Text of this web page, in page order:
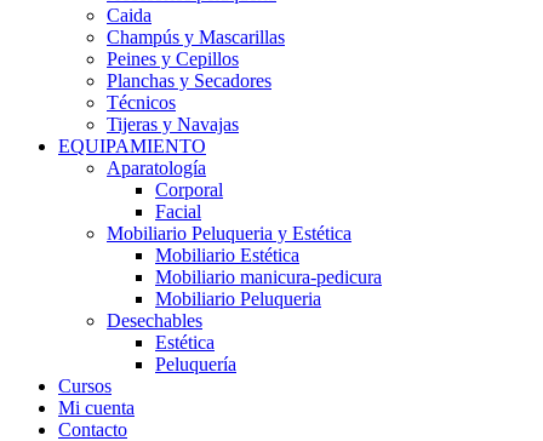
Caida
Champús y Mascarillas
Peines y Cepillos
Planchas y Secadores
Técnicos
Tijeras y Navajas
EQUIPAMIENTO
Aparatología
Corporal
Facial
Mobiliario Peluqueria y Estética
Mobiliario Estética
Mobiliario manicura-pedicura
Mobiliario Peluqueria
Desechables
Estética
Peluquería
Cursos
Mi cuenta
Contacto